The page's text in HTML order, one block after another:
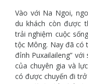
Vào với Na Ngoi,
du khách còn được
trải nghiệm cuộc
tộc Mông. Nay đã có
đỉnh Puxailaileng”
của chuyên gia và
có được chuyến đi